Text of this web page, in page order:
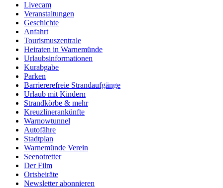
Livecam
Veranstaltungen
Geschichte
Anfahrt
Tourismuszentrale
Heiraten in Warnemünde
Urlaubsinformationen
Kurabgabe
Parken
Barriererefreie Strandaufgänge
Urlaub mit Kindern
Strandkörbe & mehr
Kreuzlinerankünfte
Warnowtunnel
Autofähre
Stadtplan
Warnemünde Verein
Seenotretter
Der Film
Ortsbeiräte
Newsletter abonnieren